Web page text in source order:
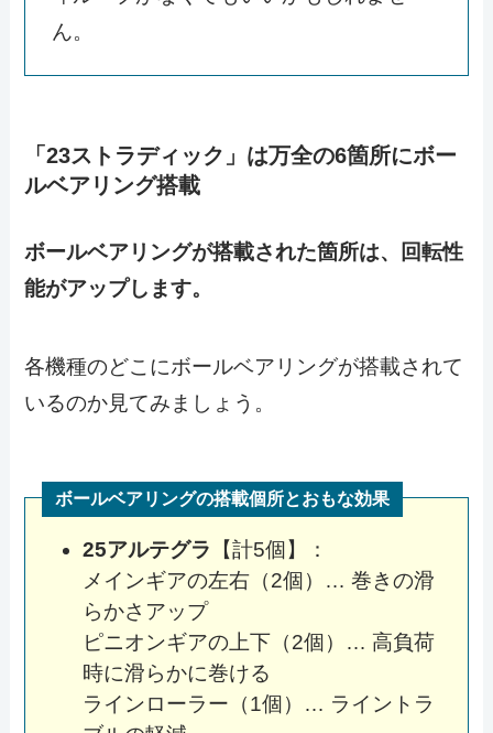
ん。
「23ストラディック」は万全の6箇所にボー
ルベアリング搭載
ボールベアリングが搭載された箇所は、回転性
能がアップします。
各機種のどこにボールベアリングが搭載されて
いるのか見てみましょう。
ボールベアリングの搭載個所とおもな効果
25アルテグラ
【計5個】：
メインギアの左右（2個）… 巻きの滑
らかさアップ
ピニオンギアの上下（2個）… 高負荷
時に滑らかに巻ける
ラインローラー（1個）… ライントラ